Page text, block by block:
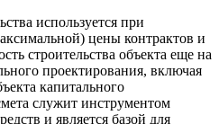
используется при
цены контрактов и
строительства объекта еще на
проектирования, включая
капитального
служит инструментом
и является базой для